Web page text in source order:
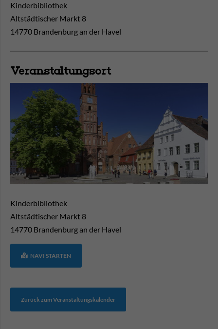
Kinderbibliothek
Altstädtischer Markt 8
14770 Brandenburg an der Havel
Veranstaltungsort
Kinderbibliothek
Altstädtischer Markt 8
14770 Brandenburg an der Havel
NAVI STARTEN
Zurück zum Veranstaltungskalender